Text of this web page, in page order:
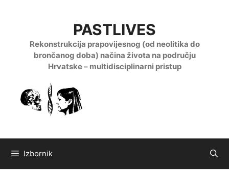
PASTLIVES
Rekonstrukcija prapovijesnog (od neolitika do
brončanog doba) načina života na području
Hrvatske – multidisciplinarni pristup
Izbornik